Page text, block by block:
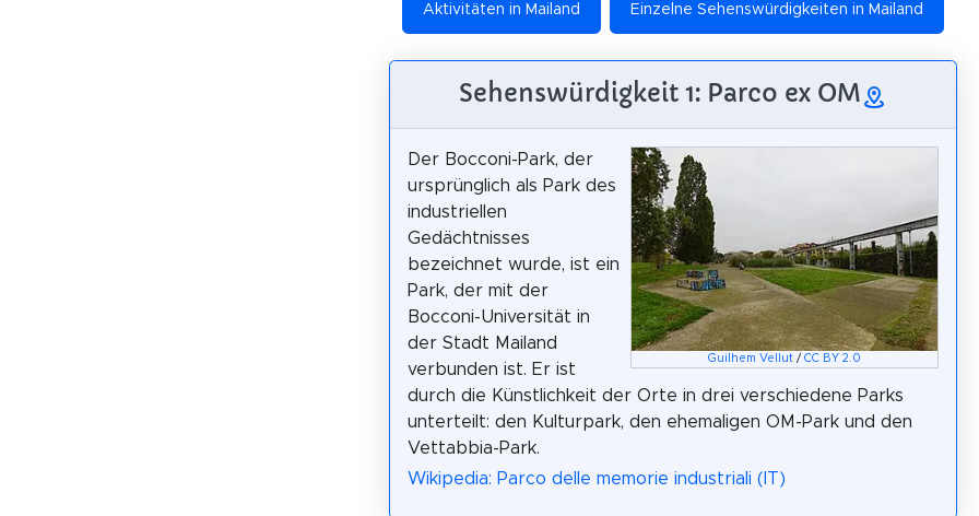
Aktivitäten in Mailand Einzelne Sehenswürdigkeiten in Mailand
Sehenswürdigkeit 1: Parco ex OM
Guilhem Vellut /CC BY 2.0
Der Bocconi-Park, der
ursprünglich als Park des
industriellen
Gedächtnisses
bezeichnet wurde, ist ein
Park, der mit der
Bocconi-Universität in
der Stadt Mailand
verbunden ist. Er ist
durch die Künstlichkeit der Orte in drei verschiedene Parks
unterteilt: den Kulturpark, den ehemaligen OM-Park und den
Vettabbia-Park.
Wikipedia: Parco delle memorie industriali (IT)